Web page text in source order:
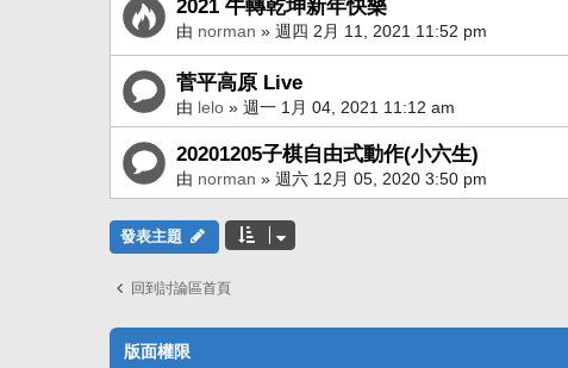
2021 牛轉乾坤新年快樂
由 norman » 週四 2月 11, 2021 11:52 pm
菅平高原 Live
由 lelo » 週一 1月 04, 2021 11:12 am
20201205子棋自由式動作(小六生)
由 norman » 週六 12月 05, 2020 3:50 pm
發表主題
回到討論區首頁
版面權限